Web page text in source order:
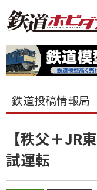
鉄道投稿情報局
【秩父＋JR
試運転